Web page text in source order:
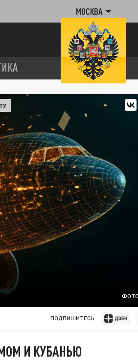
МОСКВА
ПОДПИШИТЕСЬ:
И КУБАНЬЮ